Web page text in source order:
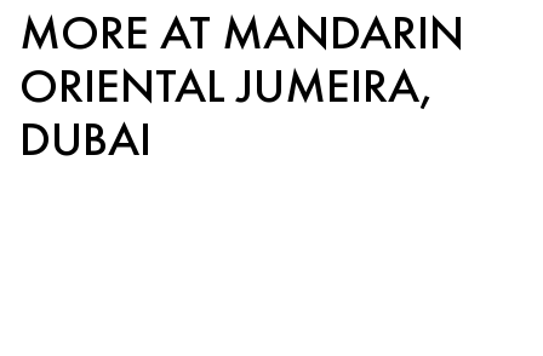
MORE AT MANDARIN
ORIENTAL JUMEIRA,
DUBAI